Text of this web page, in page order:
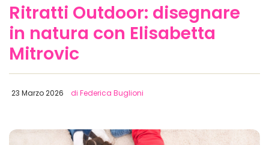
Ritratti Outdoor: disegnare
in natura con Elisabetta
Mitrovic
23 Marzo 2026 di Federica Buglioni